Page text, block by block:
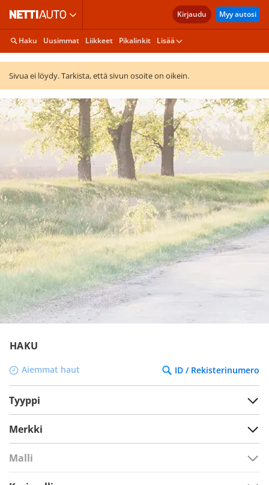
Kirjaudu Myy autosi
Haku Uusimmat Liikkeet Pikalinkit Lisää
Sivua ei löydy. Tarkista, että sivun osoite on oikein.
HAKU
Aiemmat haut ID / Rekisterinumero
Tyyppi
Merkki
Malli